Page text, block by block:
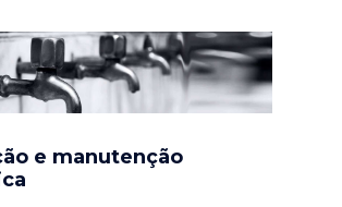
e manutenção